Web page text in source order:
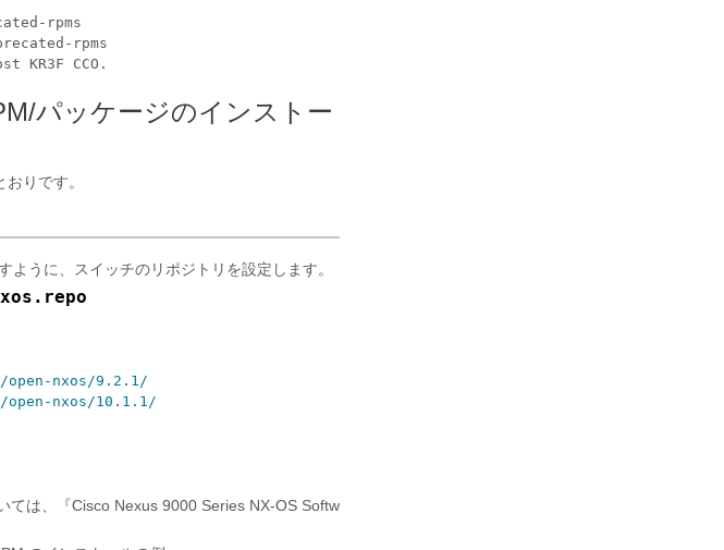
rpms
rpms
CCO.
パッケージのインストー
りです。
うに、スイッチのリポジトリを設定します。
nxos/9.2.1/
nxos/10.1.1/
ては、『Cisco Nexus 9000 Series NX-OS Software Upgrade and Downgrade Guide, Release 9.2(x)